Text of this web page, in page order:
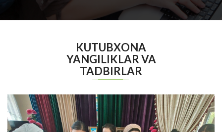
KUTUBXONA
YANGILIKLAR VA
TADBIRLAR